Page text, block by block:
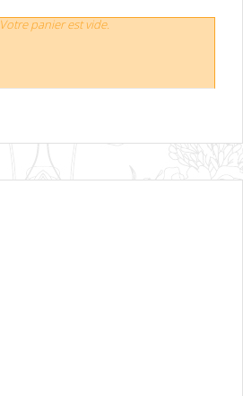
Votre panier est vide.